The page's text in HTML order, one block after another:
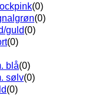
(0)
(0)
guld(0)
(0)
blå(0)
sølv(0)
(0)